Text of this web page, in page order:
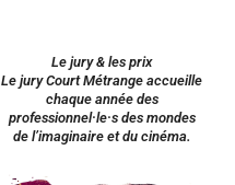
Le jury & les prix
Le jury Court Métrange accueille
chaque année des
professionnel·le·s des mondes
de l’imaginaire et du cinéma.